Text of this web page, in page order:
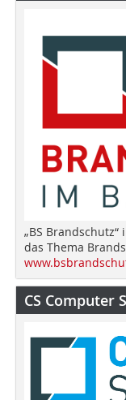
„BS
das Thema
CS Computer